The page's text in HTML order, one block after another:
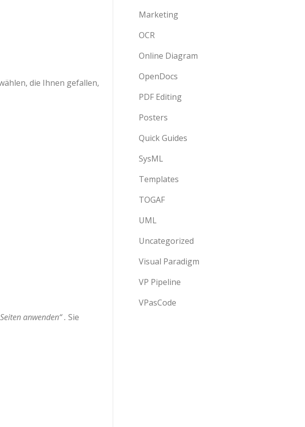
die Ihnen gefallen,
anwenden“ . Sie
Marketing
OCR
Online Diagram
OpenDocs
PDF Editing
Posters
Quick Guides
SysML
Templates
TOGAF
UML
Uncategorized
Visual Paradigm
VP Pipeline
VPasCode